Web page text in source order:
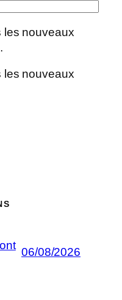
les nouveaux
les nouveaux
06/08/2026